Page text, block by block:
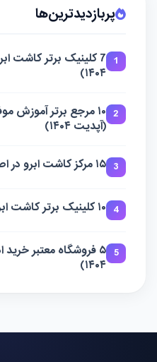
پربازدیدترین‌ها
1
7 کلینیک برتر کاشت
۱۴۰۴)
2
۱۰ مرجع برتر آموزش
(آپدیت ۱۴۰۴)
3 ۱۵ مرکز کاشت ابرو در اصفهان (آپدیت ۱۴۰۴)
4 ۱۰ کلینیک برتر کاشت ابرو در رشت (آپدیت ۱۴۰۴)
5
۵ فروشگاه معتبر
۱۴۰۴)